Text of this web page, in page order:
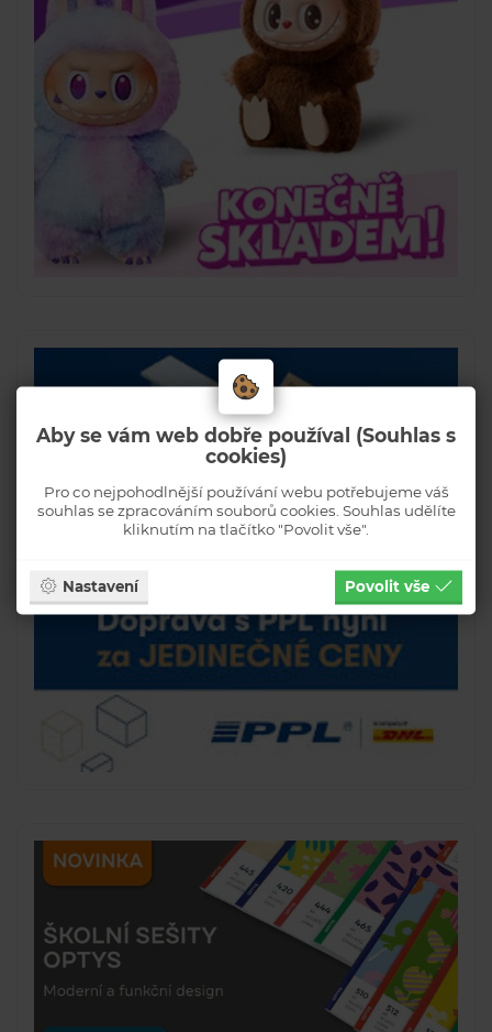
Aby se vám web dobře používal (Souhlas s
cookies)
Pro co nejpohodlnější používání webu potřebujeme váš
souhlas se zpracováním souborů cookies. Souhlas udělíte
kliknutím na tlačítko "Povolit vše".
Nastavení Povolit vše